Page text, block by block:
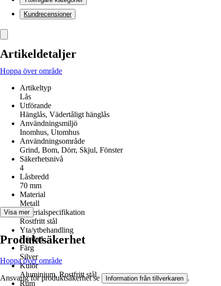
Kundrecensioner
Artikeldetaljer
Hoppa över område
Artikeltyp
Lås
Utförande
Hänglås, Vädertåligt hänglås
Användningsmiljö
Inomhus, Utomhus
Användningsområde
Grind, Bom, Dörr, Skjul, Fönster
Säkerhetsnivå
4
Låsbredd
70 mm
Material
Metall
Materialspecifikation
Rostfritt stål
Yta/ytbehandling
Härdad
Färg
Silver
Kulör
Aluminium, Rostfritt stål
Rum
Visa mer
Produktsäkerhet
Hoppa över område
Ansvarig för produktsäkerhet se Information från tillverkaren .